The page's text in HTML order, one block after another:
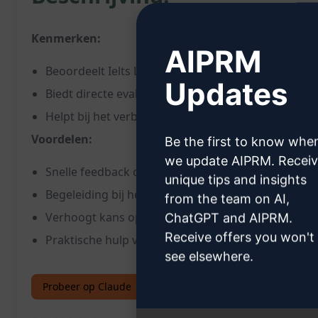
Kenmerken:
Beoordeelt Ielts LMS schrijfopdrachten
Biedt directe evaluatie van schrijfvaardigheden
Helpt bij het verbeteren van schrijfvaardigheden
Voordelen:
Snelle feedback op schrijfopdrachten
Begeleiding bij het verbeteren van academisch
Verhoogt kans op succes bij het IELTS examen
Praktische hulp voor IELTS schrijfvaardigheden
Probeer op Claude
AIPRM
Updates
Be the first to know
we update AIPRM.
unique tips and insights
from the team on AI,
ChatGPT and AIPRM.
Receive offers you won't
see elsewhere.